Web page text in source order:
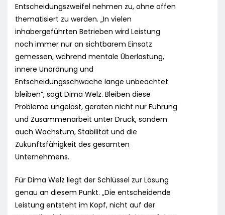
Entscheidungszweifel nehmen zu, ohne offen
thematisiert zu werden. „In vielen
inhabergeführten Betrieben wird Leistung
noch immer nur an sichtbarem Einsatz
gemessen, während mentale Überlastung,
innere Unordnung und
Entscheidungsschwäche lange unbeachtet
bleiben“, sagt Dima Welz. Bleiben diese
Probleme ungelöst, geraten nicht nur Führung
und Zusammenarbeit unter Druck, sondern
auch Wachstum, Stabilität und die
Zukunftsfähigkeit des gesamten
Unternehmens.
Für Dima Welz liegt der Schlüssel zur Lösung
genau an diesem Punkt. „Die entscheidende
Leistung entsteht im Kopf, nicht auf der